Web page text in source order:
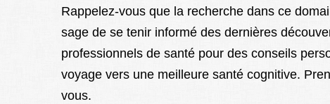
Rappelez-vous que la recherche dans ce
sage de se tenir informé des dernières
professionnels de santé pour des conseils
voyage vers une meilleure santé cognitive.
vous.